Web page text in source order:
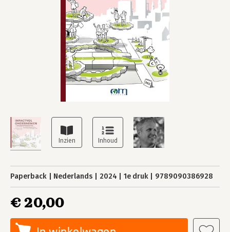
Paperback Nederlands 2024 1e druk 9789090386928
€ 20,00